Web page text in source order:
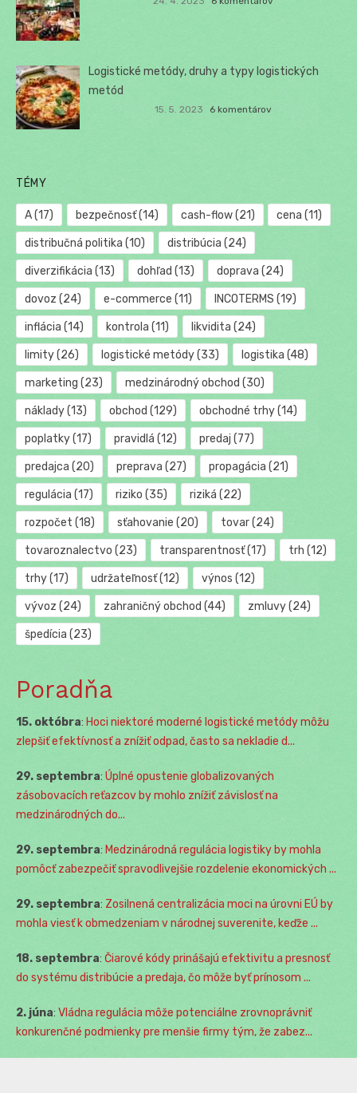
Logistické metódy, druhy a typy logistických
metód
15. 5. 2023 6 komentárov
TÉMY
A(17) bezpečnosť(14) cash-flow(21) cena (11)
distribučná politika (10) distribúcia (24)
diverzifikácia (13) dohľad (13) doprava (24)
dovoz (24) e-commerce (11) INCOTERMS (19)
inflácia (14) kontrola (11) likvidita (24)
limity(26) logistické metódy(33) logistika (48)
marketing (23) medzinárodný obchod (30)
náklady(13) obchod (129) obchodné trhy(14)
poplatky(17) pravidlá (12) predaj (77)
predajca (20) preprava (27) propagácia (21)
regulácia (17) riziko (35) riziká (22)
rozpočet (18) sťahovanie (20) tovar(24)
tovaroznalectvo (23) transparentnosť(17) trh (12)
trhy(17) udržateľnosť(12) výnos (12)
vývoz (24) zahraničný obchod (44) zmluvy(24)
špedícia (23)
Poradňa
15. októbra: Hoci niektoré moderné logistické metódy môžu
zlepšiť efektívnosť a znížiť odpad, často sa nekladie d...
29. septembra: Úplné opustenie globalizovaných
zásobovacích reťazcov by mohlo znížiť závislosť na
medzinárodných do...
29. septembra: Medzinárodná regulácia logistiky by mohla
pomôcť zabezpečiť spravodlivejšie rozdelenie ekonomických ...
29. septembra: Zosilnená centralizácia moci na úrovni EÚ by
mohla viesť k obmedzeniam v národnej suverenite, keďže ...
18. septembra: Čiarové kódy prinášajú efektivitu a presnosť
do systému distribúcie a predaja, čo môže byť prínosom ...
2. júna: Vládna regulácia môže potenciálne zrovnoprávniť
konkurenčné podmienky pre menšie firmy tým, že zabez...